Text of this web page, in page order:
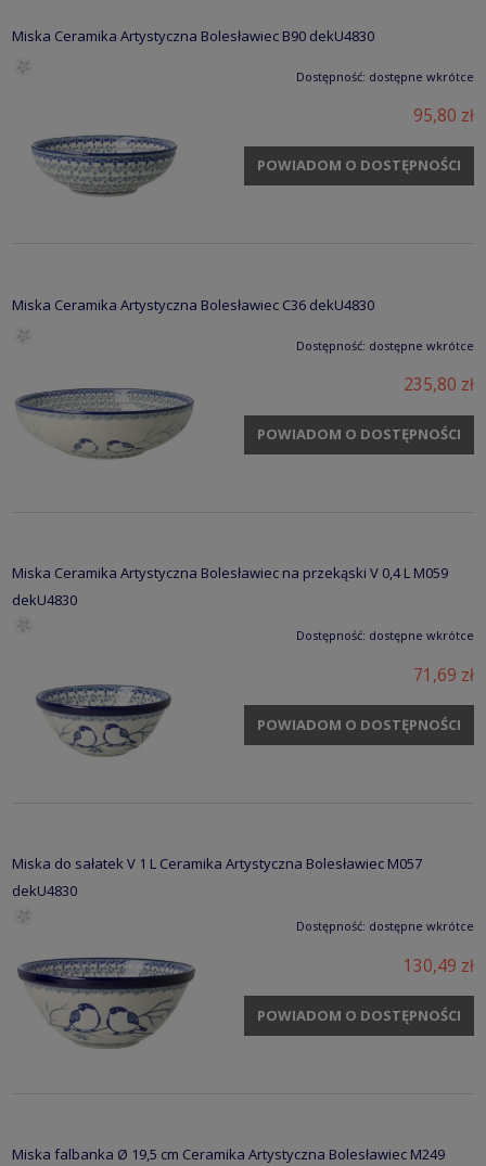
Miska Ceramika Artystyczna Bolesławiec B90 dekU4830
Dostępność: dostępne wkrótce
95,80 zł
POWIADOM O DOSTĘPNOŚCI
Miska Ceramika Artystyczna Bolesławiec C36 dekU4830
Dostępność: dostępne wkrótce
235,80 zł
POWIADOM O DOSTĘPNOŚCI
Miska Ceramika Artystyczna Bolesławiec na przekąski V 0,4 L M059
dekU4830
Dostępność: dostępne wkrótce
71,69 zł
POWIADOM O DOSTĘPNOŚCI
Miska do sałatek V 1 L Ceramika Artystyczna Bolesławiec M057
dekU4830
Dostępność: dostępne wkrótce
130,49 zł
POWIADOM O DOSTĘPNOŚCI
Miska falbanka Ø 19,5 cm Ceramika Artystyczna Bolesławiec M249